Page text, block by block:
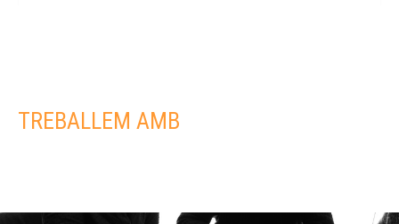
TREBALLEM AMB